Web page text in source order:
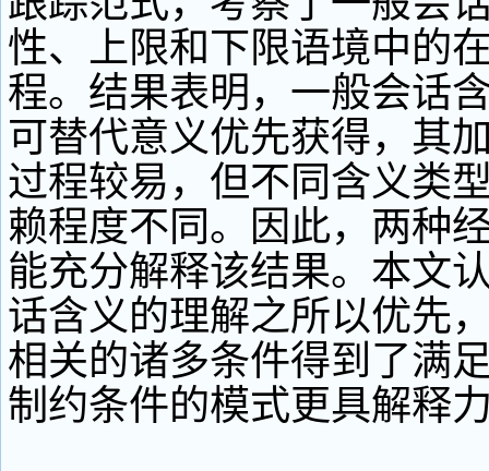
性、上限和下限语境中的
程。结果表明，一般会话
可替代意义优先获得，其
过程较易，但不同含义类
赖程度不同。因此，两种
能充分解释该结果。本文
话含义的理解之所以优先
相关的诸多条件得到了满
制约条件的模式更具解释